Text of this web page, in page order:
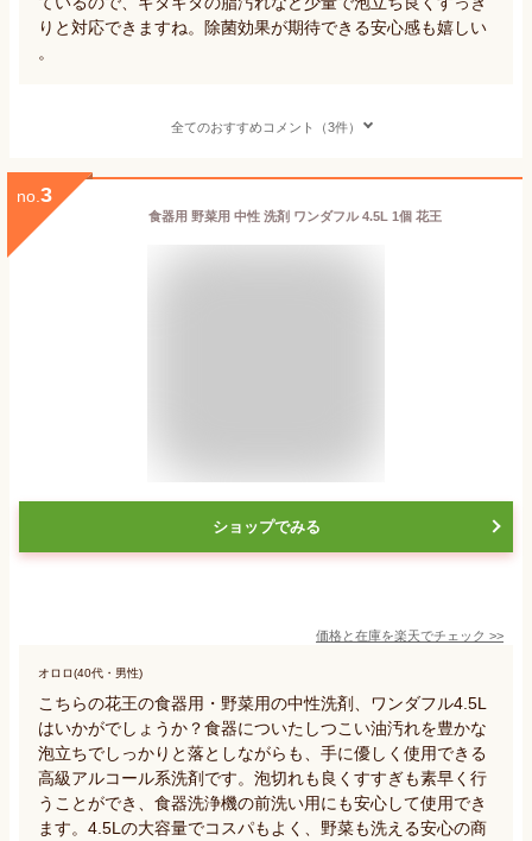
りと対応できますね。除菌効果が期待できる安心感も嬉しい
。
全てのおすすめコメント（3件）
no. 3
食器用 野菜用 中性 洗剤 ワンダフル 4.5L 1個 花王
ショップでみる
価格と在庫を楽天でチェック >>
オロロ(40代・男性)
こちらの花王の食器用・野菜用の中性洗剤、ワンダフル4.5L
はいかがでしょうか？食器についたしつこい油汚れを豊かな
泡立ちでしっかりと落としながらも、手に優しく使用できる
高級アルコール系洗剤です。泡切れも良くすすぎも素早く行
うことができ、食器洗浄機の前洗い用にも安心して使用でき
ます。4.5Lの大容量でコスパもよく、野菜も洗える安心の商